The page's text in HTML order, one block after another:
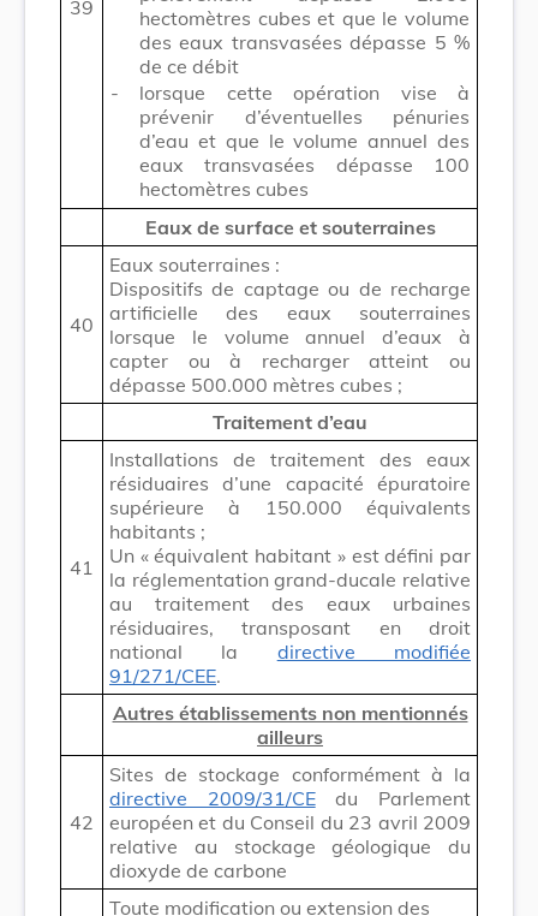
39
hectomètres cubes et que le volume
des eaux transvasées dépasse 5 %
de ce débit
-
lorsque cette opération vise à
prévenir d’éventuelles pénuries
d’eau et que le volume annuel des
eaux transvasées dépasse 100
hectomètres cubes
Eaux de surface et souterraines
40
Eaux souterraines :
Dispositifs de captage ou de recharge
artificielle des eaux souterraines
lorsque le volume annuel d’eaux à
capter ou à recharger atteint ou
dépasse 500.000 mètres cubes ;
Traitement d’eau
41
Installations de traitement des eaux
résiduaires d’une capacité épuratoire
supérieure à 150.000 équivalents
habitants ;
Un « équivalent habitant » est défini par
la réglementation grand-ducale relative
au traitement des eaux urbaines
résiduaires, transposant en droit
national la directive modifiée
91/271/CEE.
Autres établissements non mentionnés
ailleurs
42
Sites de stockage conformément à la
directive 2009/31/CEdu Parlement
européen et du Conseil du 23 avril 2009
relative au stockage géologique du
dioxyde de carbone
Toute modification ou extension des